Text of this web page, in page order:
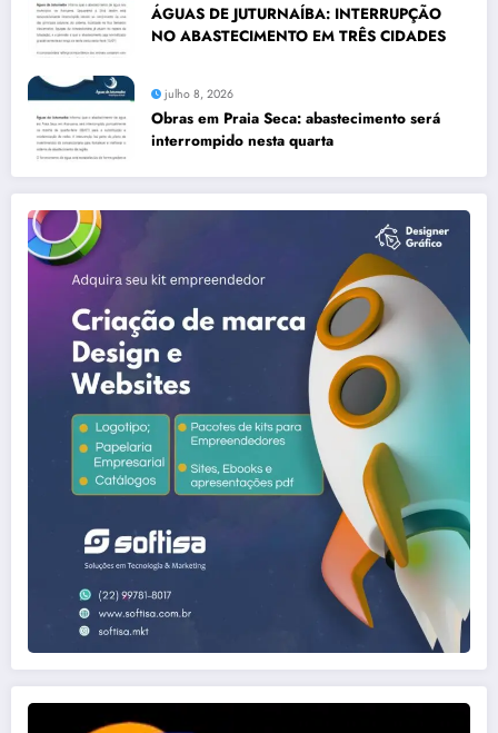
ÁGUAS DE JUTURNAÍBA: INTERRUPÇÃO
NO ABASTECIMENTO EM TRÊS CIDADES
julho 8, 2026
Obras em Praia Seca: abastecimento será
interrompido nesta quarta